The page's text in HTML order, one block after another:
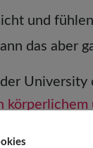
und
das aber
University
körperlichem